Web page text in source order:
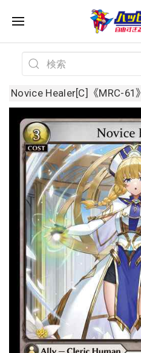
Novice Healer[C]《MRC-61》